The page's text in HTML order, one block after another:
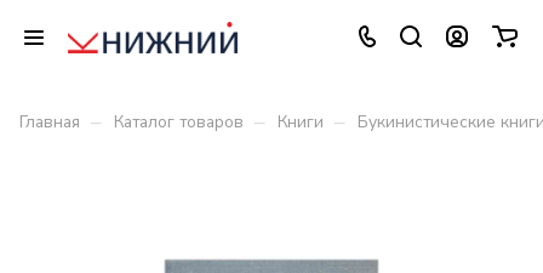
Главная – Каталог товаров – Книги – Букинистические